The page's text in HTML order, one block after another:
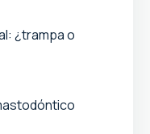
¿trampa o